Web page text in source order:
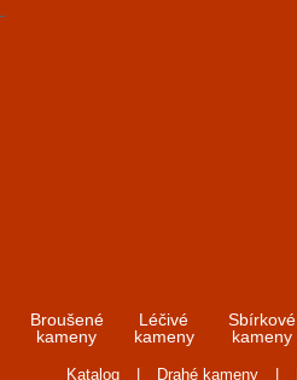
Broušené
kameny
Léčivé
kameny
Sbírkové
kameny
Katalog Drahé kameny